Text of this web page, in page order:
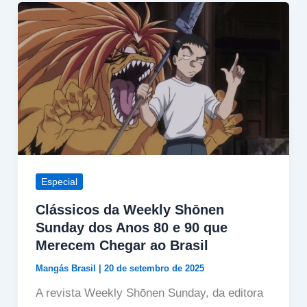
Especial
Clássicos da Weekly Shōnen
Sunday dos Anos 80 e 90 que
Merecem Chegar ao Brasil
Mangás Brasil | 20 de setembro de 2025
A revista Weekly Shōnen Sunday, da editora